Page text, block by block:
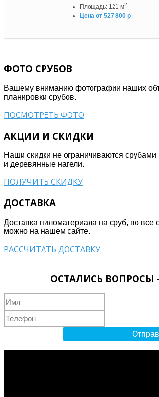
Площадь: 121 м2
Цена от 527 800 р
ФОТО СРУБОВ
Вашему вниманию фотографии наших
планировки срубов.
ПОСМОТРЕТЬ ФОТО
АКЦИИ И СКИДКИ
Наши скидки не ограничиваются
и деревянные нагели.
ПОЛУЧИТЬ СКИДКУ
ДОСТАВКА
Доставка пиломатериала на сруб, во все
можно на нашем сайте.
РАССЧИТАТЬ ДОСТАВКУ
ОСТАЛИСЬ ВОПРОСЫ